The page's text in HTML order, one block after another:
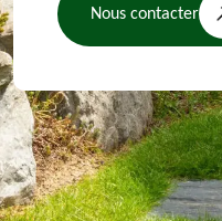
Nous contacter